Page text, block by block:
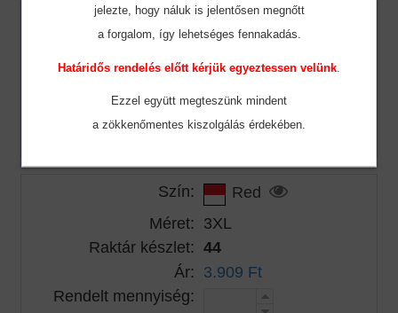
Szín:
Red
Raktár készlet: 70
Ár: 3.515 Ft
Rendelt mennyiség:
Szín:
Red
Méret: 3XL
Raktár készlet: 44
Ár: 3.909 Ft
Rendelt mennyiség:
jelezte, hogy náluk is jelentősen megnőtt
a forgalom, így lehetséges fennakadás.
Határidős rendelés előtt kérjük egyeztessen velünk
Ezzel együtt megteszünk mindent
a zökkenőmentes kiszolgálás érdekében.